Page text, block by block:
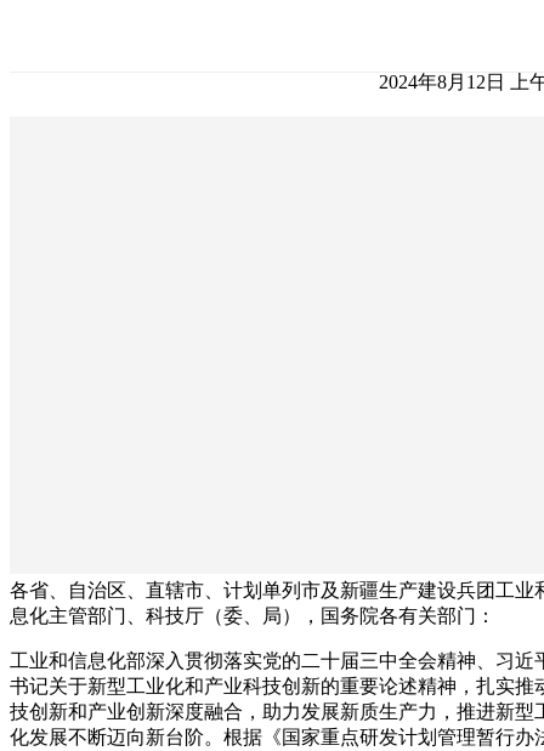
2024年8月12日 上
各省、自治区、直辖市、计划单列市及新疆生产建设兵团工业
息化主管部门、科技厅（委、局），国务院各有关部门：
工业和信息化部深入贯彻落实党的二十届三中全会精神、习近
书记关于新型工业化和产业科技创新的重要论述精神，扎实推
技创新和产业创新深度融合，助力发展新质生产力，推进新型
化发展不断迈向新台阶。根据《国家重点研发计划管理暂行办